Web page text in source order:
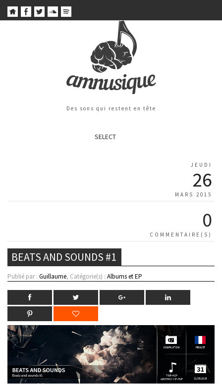
Des sons qui restent en tête
SELECT
JEUDI
26
MARS 2015
0
COMMENTAIRE(S)
BEATS AND SOUNDS #1
Publié par : Guillaume, Catégorie(s) : Albums et EP